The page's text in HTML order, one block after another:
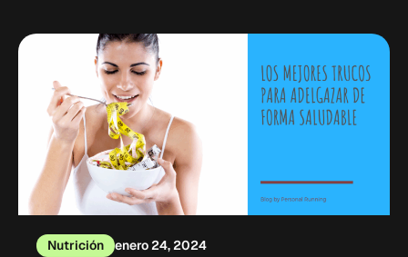
Nutrición enero 24, 2024